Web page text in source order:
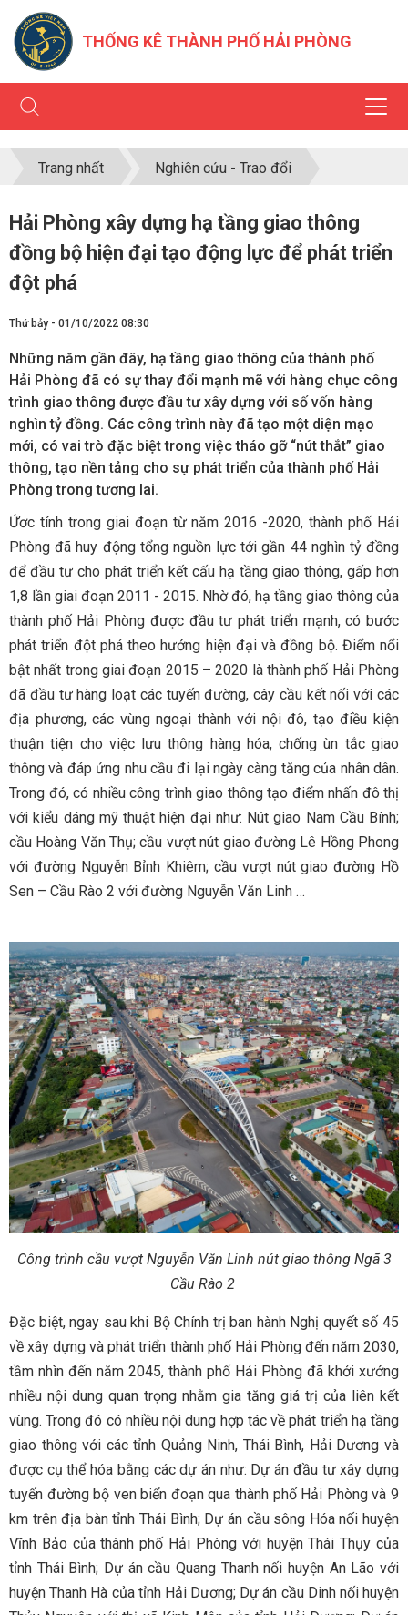
THỐNG KÊ THÀNH PHỐ HẢI PHÒNG
Trang nhất Nghiên cứu - Trao đổi
Hải Phòng xây dựng hạ tầng giao thông
đồng bộ hiện đại tạo động lực để phát triển
đột phá
Thứ bảy - 01/10/2022 08:30
Những năm gần đây, hạ tầng giao thông của thành phố
Hải Phòng đã có sự thay đổi mạnh mẽ với hàng chục công
trình giao thông được đầu tư xây dựng với số vốn hàng
nghìn tỷ đồng. Các công trình này đã tạo một diện mạo
mới, có vai trò đặc biệt trong việc tháo gỡ “nút thắt” giao
thông, tạo nền tảng cho sự phát triển của thành phố Hải
Phòng trong tương lai.
Ứơc tính trong giai đoạn từ năm 2016 -2020, thành phố Hải
Phòng đã huy động tổng nguồn lực tới gần 44 nghìn tỷ đồng
để đầu tư cho phát triển kết cấu hạ tầng giao thông, gấp hơn
1,8 lần giai đoạn 2011 - 2015. Nhờ đó, hạ tầng giao thông của
thành phố Hải Phòng được đầu tư phát triển mạnh, có bước
phát triển đột phá theo hướng hiện đại và đồng bộ. Điểm nổi
bật nhất trong giai đoạn 2015 – 2020 là thành phố Hải Phòng
đã đầu tư hàng loạt các tuyến đường, cây cầu kết nối với các
địa phương, các vùng ngoại thành với nội đô, tạo điều kiện
thuận tiện cho việc lưu thông hàng hóa, chống ùn tắc giao
thông và đáp ứng nhu cầu đi lại ngày càng tăng của nhân dân.
Trong đó, có nhiều công trình giao thông tạo điểm nhấn đô thị
với kiểu dáng mỹ thuật hiện đại như: Nút giao Nam Cầu Bính;
cầu Hoàng Văn Thụ; cầu vượt nút giao đường Lê Hồng Phong
với đường Nguyễn Bỉnh Khiêm; cầu vượt nút giao đường Hồ
Sen – Cầu Rào 2 với đường Nguyễn Văn Linh …
Công trình cầu vượt Nguyễn Văn Linh nút giao thông Ngã 3
Cầu Rào 2
Đặc biệt, ngay sau khi Bộ Chính trị ban hành Nghị quyết số 45
về xây dựng và phát triển thành phố Hải Phòng đến năm 2030,
tầm nhìn đến năm 2045, thành phố Hải Phòng đã khởi xướng
nhiều nội dung quan trọng nhằm gia tăng giá trị của liên kết
vùng. Trong đó có nhiều nội dung hợp tác về phát triển hạ tầng
giao thông với các tỉnh Quảng Ninh, Thái Bình, Hải Dương và
được cụ thể hóa bằng các dự án như: Dự án đầu tư xây dựng
tuyến đường bộ ven biển đoạn qua thành phố Hải Phòng và 9
km trên địa bàn tỉnh Thái Bình; Dự án cầu sông Hóa nối huyện
Vĩnh Bảo của thành phố Hải Phòng với huyện Thái Thụy của
tỉnh Thái Bình; Dự án cầu Quang Thanh nối huyện An Lão với
huyện Thanh Hà của tỉnh Hải Dương; Dự án cầu Dinh nối huyện